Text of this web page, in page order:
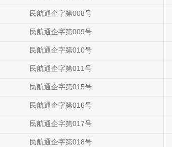
民航通企字第008号
民航通企字第009号
民航通企字第010号
民航通企字第011号
民航通企字第015号
民航通企字第016号
民航通企字第017号
民航通企字第018号